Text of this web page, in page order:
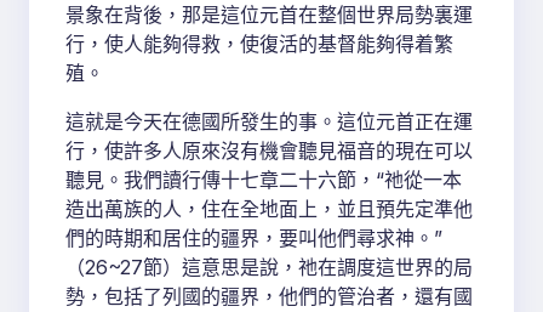
景象在背後，那是這位元首在整個世界局勢裏運
行，使人能夠得救，使復活的基督能夠得着繁
殖。
這就是今天在德國所發生的事。這位元首正在運
行，使許多人原來沒有機會聽見福音的現在可以
聽見。我們讀行傳十七章二十六節，“祂從一本
造出萬族的人，住在全地面上，並且預先定準他
們的時期和居住的疆界，要叫他們尋求神。”
（26~27節）這意思是說，祂在調度這世界的局
勢，包括了列國的疆界，他們的管治者，還有國